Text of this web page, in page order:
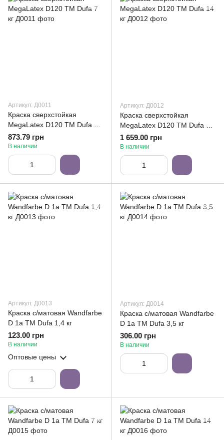
Артикул: Д0011
Краска сверхстойкая
MegaLatex D120 ТМ Dufa 7
кг
873.79 грн
В наличии
Артикул: Д0012
Краска сверхстойкая
MegaLatex D120 ТМ Dufa 14
кг
1 659.00 грн
В наличии
Артикул: Д0013
Краска с/матовая Wandfarbe
D 1а ТМ Dufa 1,4 кг
123.00 грн
В наличии
Оптовые цены
Артикул: Д0014
Краска с/матовая Wandfarbe
D 1а ТМ Dufa 3,5 кг
306.00 грн
В наличии